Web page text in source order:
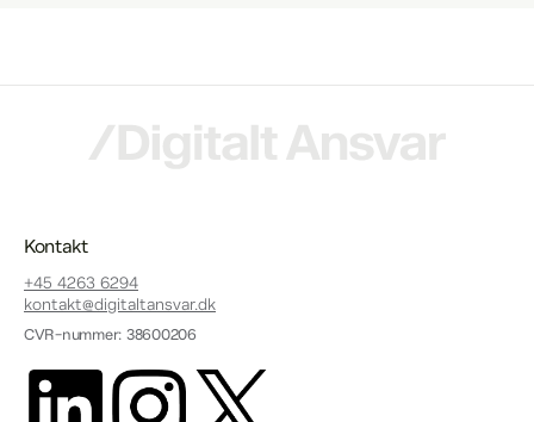
Kontakt
+45 4263 6294
kontakt@digitaltansvar.dk
CVR-nummer: 38600206